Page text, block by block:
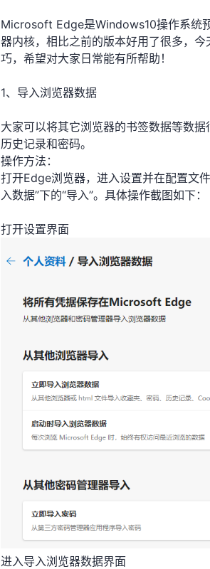
Microsoft Edge是Windows10操作系统
器内核，相比之前的版本好用了很多，
巧，希望对大家日常能有所帮助！
1、导入浏览器数据
大家可以将其它浏览器的书签数据等数
历史记录和密码。
操作方法：
打开Edge浏览器，进入设置并在配置文
入数据”下的“导入”。具体操作截图如下：
打开设置界面
进入导入浏览器数据界面